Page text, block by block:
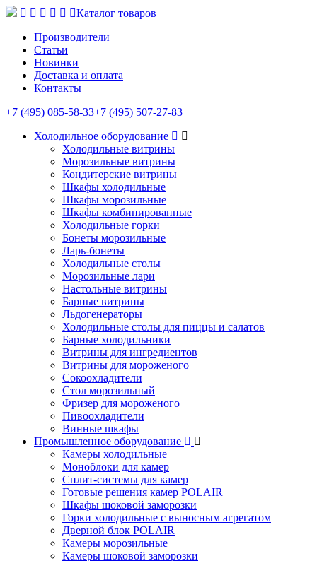
Каталог товаров
Производители
Статьи
Новинки
Доставка и оплата
Контакты
+7 (495) 085-58-33+7 (495) 507-27-83
Холодильное оборудование
Холодильные витрины
Морозильные витрины
Кондитерские витрины
Шкафы холодильные
Шкафы морозильные
Шкафы комбинированные
Холодильные горки
Бонеты морозильные
Ларь-бонеты
Холодильные столы
Морозильные лари
Настольные витрины
Барные витрины
Льдогенераторы
Холодильные столы для пиццы и салатов
Барные холодильники
Витрины для ингредиентов
Витрины для мороженого
Сокоохладители
Стол морозильный
Фризер для мороженого
Пивоохладители
Винные шкафы
Промышленное оборудование
Камеры холодильные
Моноблоки для камер
Сплит-системы для камер
Готовые решения камер POLAIR
Шкафы шоковой заморозки
Горки холодильные с выносным агрегатом
Дверной блок POLAIR
Камеры морозильные
Камеры шоковой заморозки